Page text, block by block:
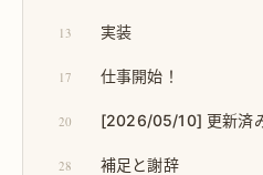
13 実装
17 仕事開始！
20 [2026/05/10] 更新済
28 補足と謝辞